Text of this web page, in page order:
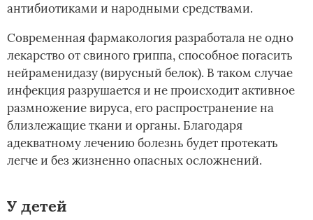
антибиотиками и народными средствами.
Современная фармакология разработала не одно
лекарство от свиного гриппа, способное погасить
нейраменидазу (вирусный белок). В таком случае
инфекция разрушается и не происходит активное
размножение вируса, его распространение на
близлежащие ткани и органы. Благодаря
адекватному лечению болезнь будет протекать
легче и без жизненно опасных осложнений.
У детей